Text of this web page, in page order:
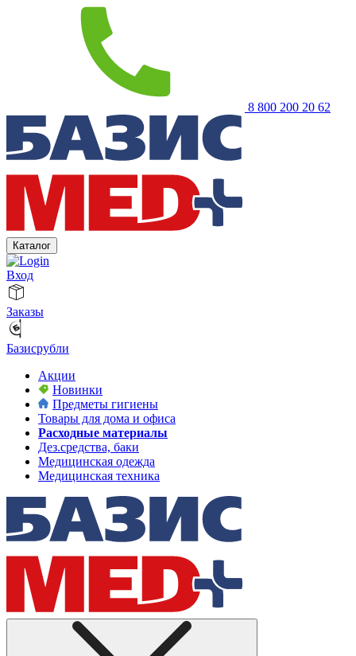
8 800 200 20 62
Каталог
Вход
Заказы
Базисрубли
Акции
Новинки
Предметы гигиены
Товары для дома и офиса
Расходные материалы
Дез.средства, баки
Медицинская одежда
Медицинская техника